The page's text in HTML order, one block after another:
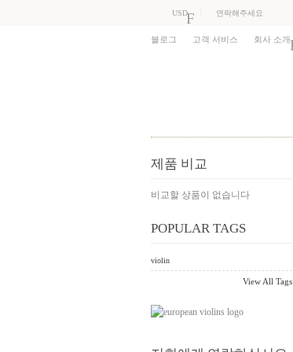
USD 연락해주세요
블로그 고객 서비스 회사 소개
제품 비교
비교할 상품이 없습니다
POPULAR TAGS
violin
View All Tags